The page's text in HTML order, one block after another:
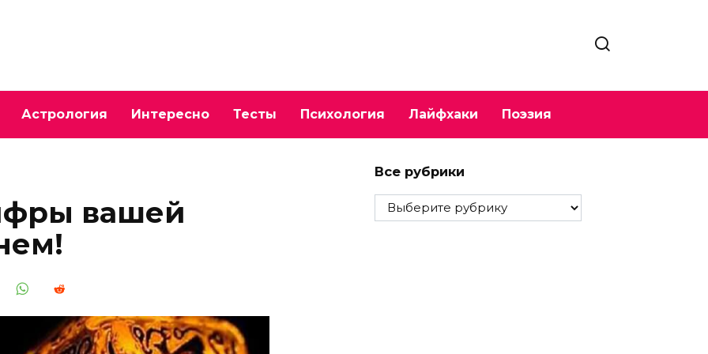
Астрология Интересно Тесты Психология Лайфхаки Поэзия
вашей
Все рубрики
Все
рубрики